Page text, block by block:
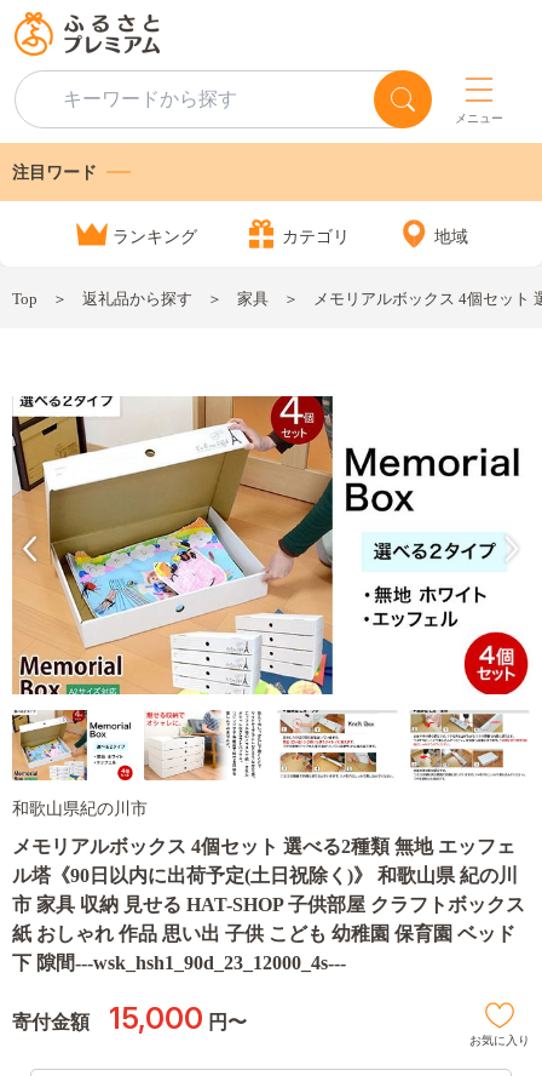
メニュー
注目ワード
ランキング カテゴリ 地域
Top 返礼品から探す 家具 メモリアルボックス 4個セット
和歌山県紀の川市
メモリアルボックス 4個セット 選べる2種類 無地 エッフェ
ル塔《90日以内に出荷予定(土日祝除く)》 和歌山県 紀の川
市 家具 収納 見せる HAT-SHOP 子供部屋 クラフトボックス
紙 おしゃれ 作品 思い出 子供 こども 幼稚園 保育園 ベッド
下 隙間---wsk_hsh1_90d_23_12000_4s---
寄付金額 15,000 円〜
お気に入り